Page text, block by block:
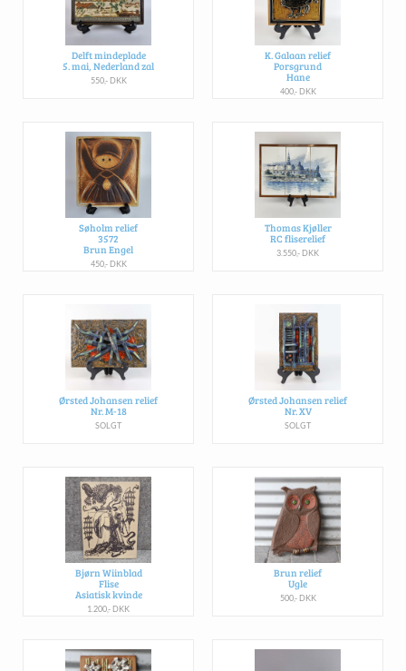
Delft mindeplade
5. mai, Nederland zal
550,- DKK
K. Galaan relief
Porsgrund
Hane
400,- DKK
Søholm relief
3572
Brun Engel
450,- DKK
Thomas Kjøller
RC fliserelief
3.550,- DKK
Ørsted Johansen relief
Nr. M-18
SOLGT
Ørsted Johansen relief
Nr. XV
SOLGT
Bjørn Wiinblad
Flise
Asiatisk kvinde
1.200,- DKK
Brun relief
Ugle
500,- DKK